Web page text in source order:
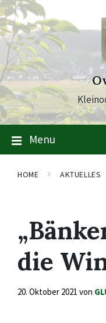
Skip
to
content
Skip
to
main
navigation
Skip
to
footer
Menu
HOME AKTUELLES
die
20. Oktober 2021 von